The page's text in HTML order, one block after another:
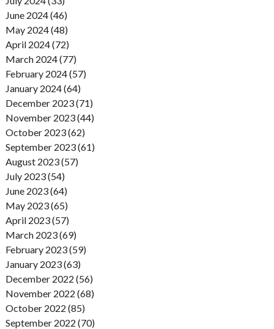
June 2024 (46)
May 2024 (48)
April 2024 (72)
March 2024 (77)
February 2024 (57)
January 2024 (64)
December 2023 (71)
November 2023 (44)
October 2023 (62)
September 2023 (61)
August 2023 (57)
July 2023 (54)
June 2023 (64)
May 2023 (65)
April 2023 (57)
March 2023 (69)
February 2023 (59)
January 2023 (63)
December 2022 (56)
November 2022 (68)
October 2022 (85)
September 2022 (70)